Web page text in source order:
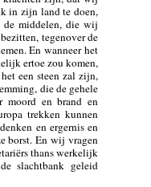
in zijn land te doen,
middelen, die wij
tegenover de
En wanneer het
ertoe zou komen,
een steen zal zijn,
die de gehele
moord en brand en
trekken kunnen
en ergernis en
borst. En wij vragen
thans werkelijk
slachtbank geleid